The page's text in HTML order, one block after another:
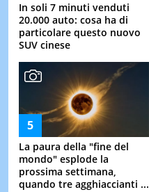
In soli 7 minuti venduti
20.000 auto: cosa ha di
particolare questo nuovo
SUV cinese
La paura della "fine del
mondo" esplode la
prossima settimana,
quando tre agghiaccianti ...